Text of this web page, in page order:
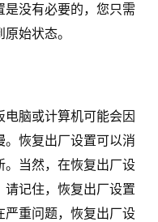
是没有必要的，您只需
始状态。
脑或计算机可能会因
。恢复出厂设置可以消
。当然，在恢复出厂设
请记住，恢复出厂设置
严重问题，恢复出厂设